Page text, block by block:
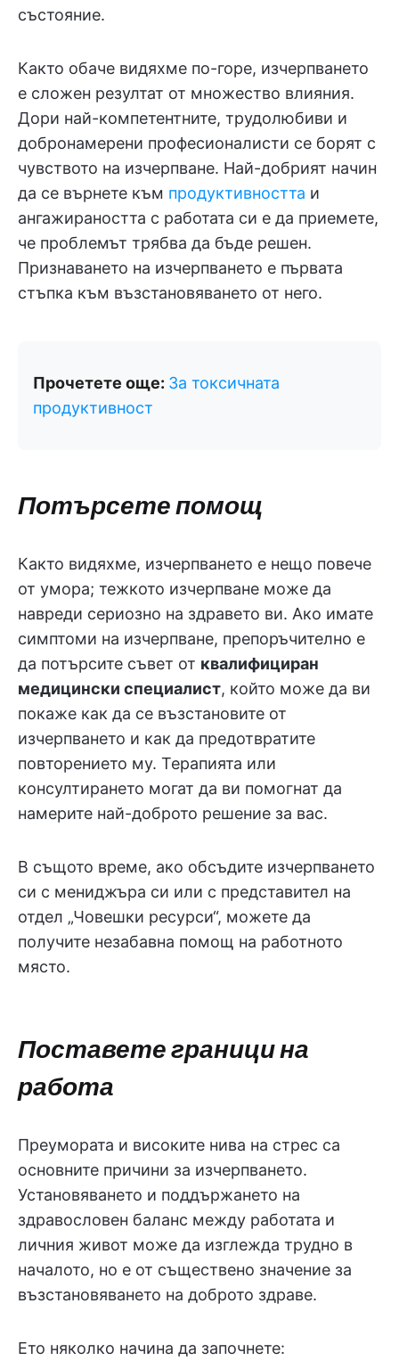
състояние.
Както обаче видяхме по-горе, изчерпването
е сложен резултат от множество влияния.
Дори най-компетентните, трудолюбиви и
добронамерени професионалисти се борят с
чувството на изчерпване. Най-добрият начин
да се върнете към продуктивността и
ангажираността с работата си е да приемете,
че проблемът трябва да бъде решен.
Признаването на изчерпването е първата
стъпка към възстановяването от него.
Прочетете още: За токсичната
продуктивност
Потърсете помощ
Както видяхме, изчерпването е нещо повече
от умора; тежкото изчерпване може да
навреди сериозно на здравето ви. Ако имате
симптоми на изчерпване, препоръчително е
да потърсите съвет от квалифициран
медицински специалист, който може да ви
покаже как да се възстановите от
изчерпването и как да предотвратите
повторението му. Терапията или
консултирането могат да ви помогнат да
намерите най-доброто решение за вас.
В същото време, ако обсъдите изчерпването
си с мениджъра си или с представител на
отдел „Човешки ресурси“, можете да
получите незабавна помощ на работното
място.
Поставете граници на
работа
Преумората и високите нива на стрес са
основните причини за изчерпването.
Установяването и поддържането на
здравословен баланс между работата и
личния живот може да изглежда трудно в
началото, но е от съществено значение за
възстановяването на доброто здраве.
Ето няколко начина да започнете: